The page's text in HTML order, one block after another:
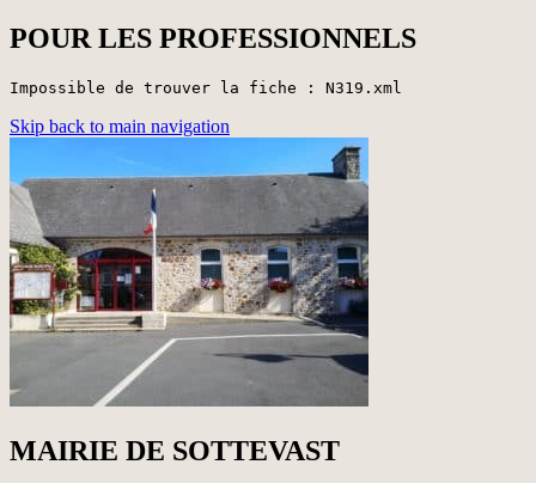
POUR LES PROFESSIONNELS
Impossible de trouver la fiche : N319.xml
Skip back to main navigation
MAIRIE DE SOTTEVAST